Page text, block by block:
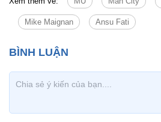
Mike Maignan Ansu Fati